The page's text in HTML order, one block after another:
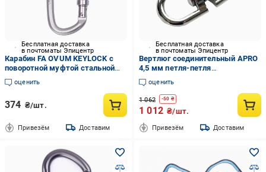
Бесплатная доставка
в почтоматы Эпицентр
Карабин FA OVUM KEYLOCK с
поворотной муфтой стальной
нагрузки прямая 30kN
поперечная 9kN (FA 8007)
оценить
374 ₴/шт.
Привезём Доставим
Бесплатная доставка
в почтоматы Эпицентр
Вертлюг соединительный APRO
4,5 мм петля-петля
никелированное покрытие 20
шт. (652491)
оценить
1 062 -50 ₴
1 012 ₴/шт.
Привезём Доставим